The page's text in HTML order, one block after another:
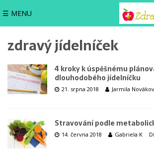
☰ MENU
zdravý jídelníček
4 kroky k úspěšnému
dlouhodobého jídelníčku
21. srpna 2018 Jarmila
Stravování podle
14. června 2018 Gabriela K